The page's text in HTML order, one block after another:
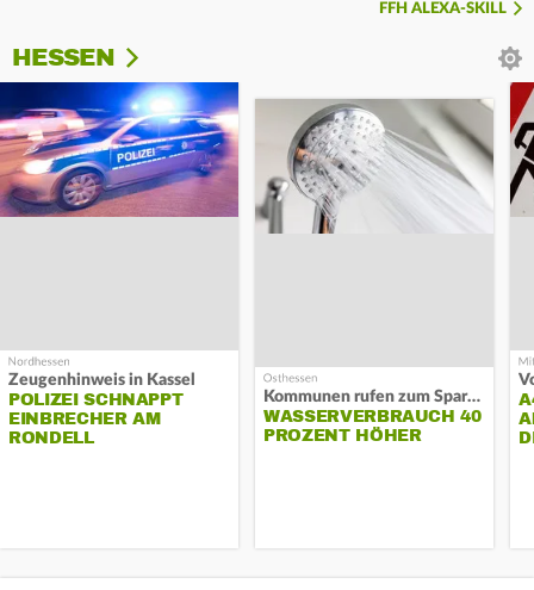
FFH ALEXA-SKILL
HESSEN
Zeugenhinweis in Kassel
POLIZEI SCHNAPPT
EINBRECHER AM
RONDELL
Kommunen rufen zum Sparen auf
WASSERVERBRAUCH 40
PROZENT HÖHER